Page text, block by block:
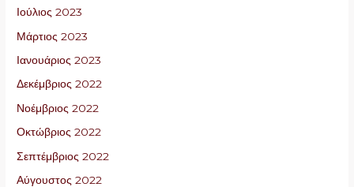
Ιούλιος 2023
Μάρτιος 2023
Ιανουάριος 2023
Δεκέμβριος 2022
Νοέμβριος 2022
Οκτώβριος 2022
Σεπτέμβριος 2022
Αύγουστος 2022